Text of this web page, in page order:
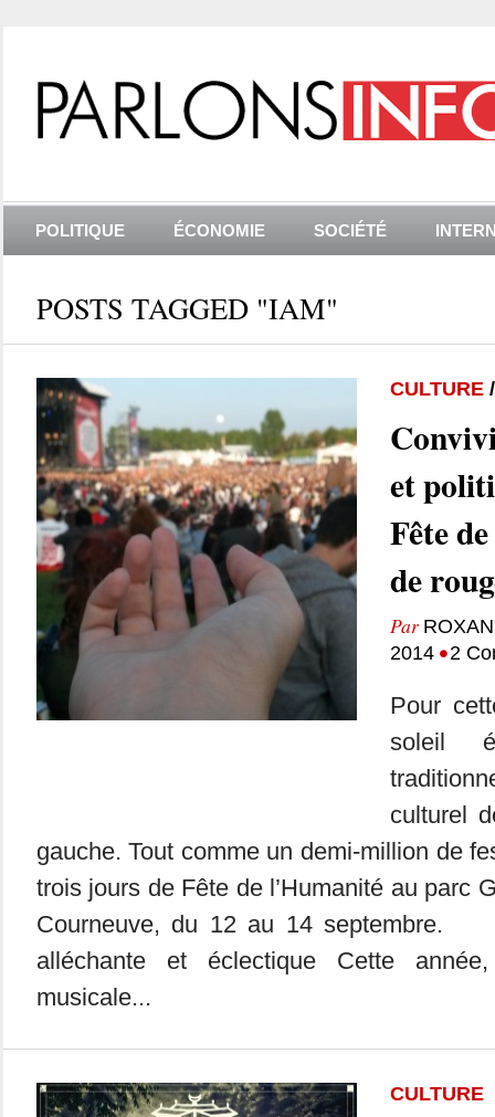
POLITIQUE ÉCONOMIE SOCIÉTÉ
POSTS TAGGED "IAM"
CULTURE
et
Fête
de
Par
2014 •2
Pour
soleil
culturel
gauche. Tout comme un demi-million de
trois jours de Fête de l’Humanité au parc
Courneuve, du 12 au 14 septembre.
alléchante et éclectique Cette
musicale...
CULTURE